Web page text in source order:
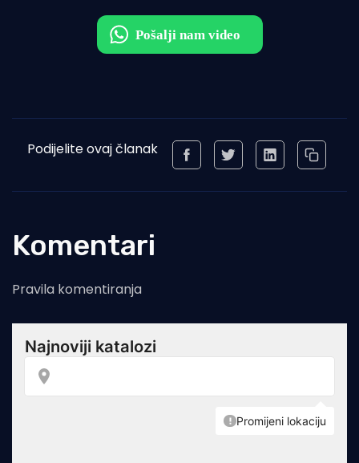
Podijelite ovaj članak
Komentari
Pravila komentiranja